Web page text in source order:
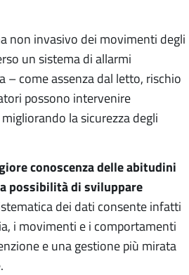
non invasivo dei movimenti degli
un sistema di allarmi
– come assenza dal letto, rischio
possono intervenire
la sicurezza degli
conoscenza delle abitudini
possibilità di sviluppare
dei dati consente infatti
i movimenti e i comportamenti
e una gestione più mirata